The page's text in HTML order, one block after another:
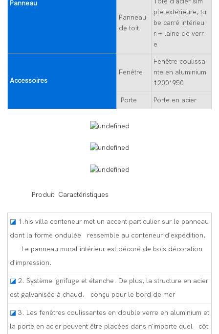
Panneau
Panneau
de toit
ple extérieure, tu
be carré intérieu
r + laine de verr
e
Accessoires
Fenêtre
Fenêtre coulissa
nte en aluminium
1200*950
Porte Porte en acier
Produit Caractéristiques
◪ 1.his villa conteneur met un accent particulier sur le panneau
dont la forme ondulée ressemble au conteneur d'expédition.
Le panneau mural intérieur est décoré de bois décoration
d'impression.
◪ 2. Système ignifuge et étanche. De plus, la structure en acier
est galvanisée à chaud. conçu pour le bord de mer
◪ 3. Les fenêtres coulissantes en double verre en aluminium et
la porte en acier peuvent être placées dans n'importe quel côt